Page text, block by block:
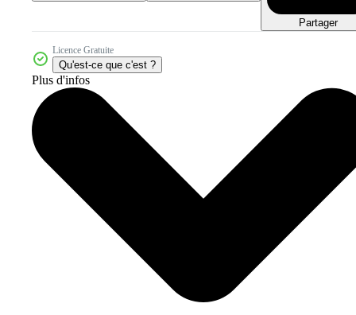
Partager
Licence Gratuite
Qu'est-ce que c'est ?
Plus d'infos